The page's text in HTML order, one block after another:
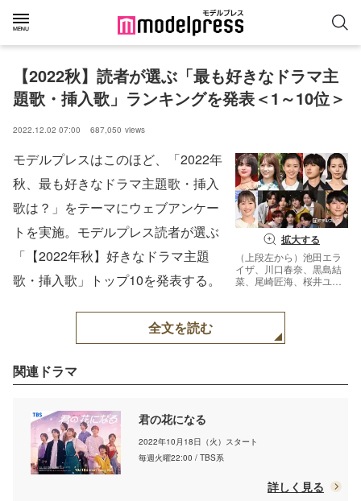
【2022秋】読者が選ぶ「最も好きなドラマ主
題歌・挿入歌」ランキングを発表＜1～10位＞
2022.12.02 07:00 687,050 views
拡大する
（上段左から）池田エラ
イザ、川口春奈、黒島結
菜、尾崎匠海、桜井ユキ
（C）モデルプレス
モデルプレスはこのほど、「2022年
秋、最も好きなドラマ主題歌・挿入
歌は？」をテーマにウェブアンケー
トを実施。モデルプレス読者が選ぶ
「【2022年秋】好きなドラマ主題
歌・挿入歌」トップ10を発表する。
全文を読む
関連ドラマ
君の花になる
2022年10月18日（火）スタート
毎週火曜22:00 / TBS系
詳しく見る